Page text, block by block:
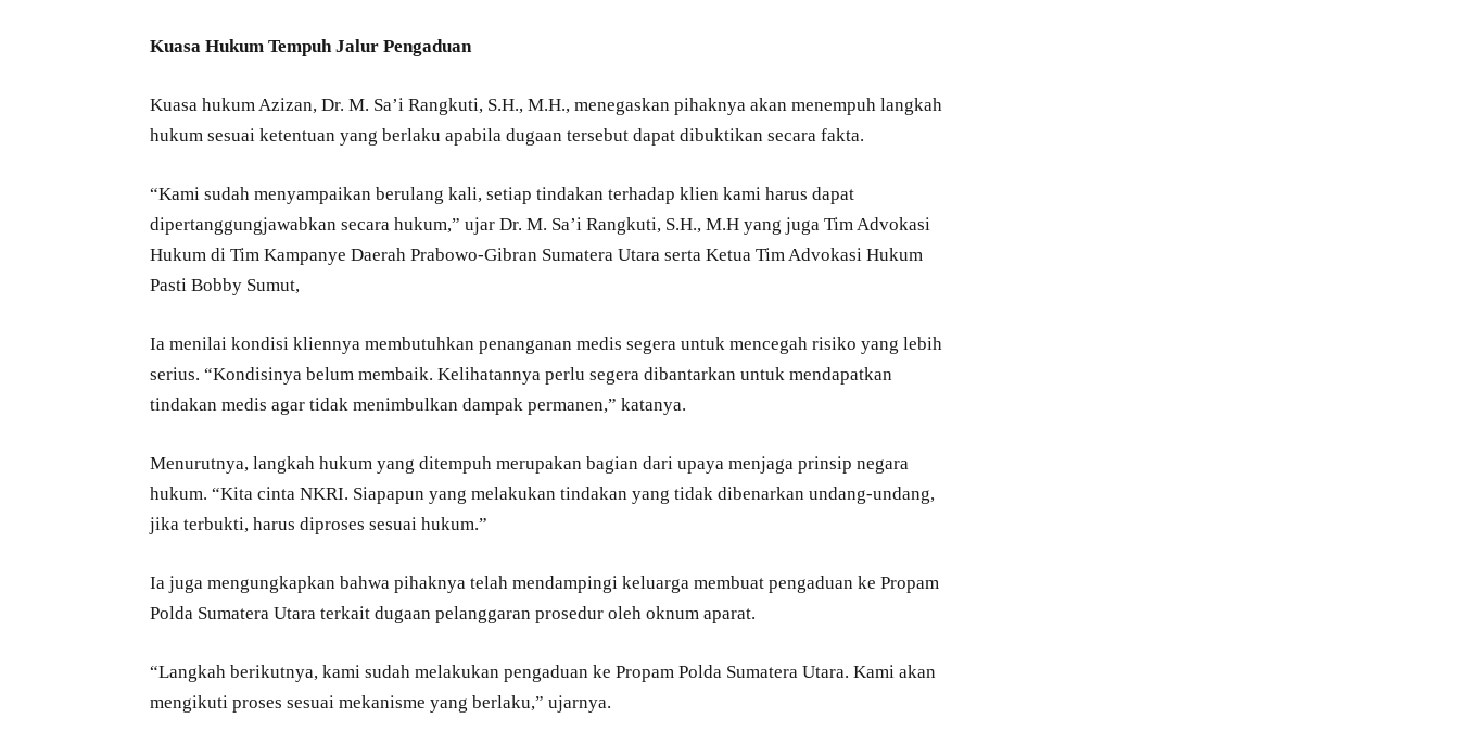
Kuasa Hukum Tempuh Jalur Pengaduan
Kuasa hukum Azizan, Dr. M. Sa’i Rangkuti, S.H., M.H., menegaskan pihaknya akan menempuh langkah
hukum sesuai ketentuan yang berlaku apabila dugaan tersebut dapat dibuktikan secara fakta.
“Kami sudah menyampaikan berulang kali, setiap tindakan terhadap klien kami harus dapat
dipertanggungjawabkan secara hukum,” ujar Dr. M. Sa’i Rangkuti, S.H., M.H yang juga Tim Advokasi
Hukum di Tim Kampanye Daerah Prabowo-Gibran Sumatera Utara serta Ketua Tim Advokasi Hukum
Pasti Bobby Sumut,
Ia menilai kondisi kliennya membutuhkan penanganan medis segera untuk mencegah risiko yang lebih
serius. “Kondisinya belum membaik. Kelihatannya perlu segera dibantarkan untuk mendapatkan
tindakan medis agar tidak menimbulkan dampak permanen,” katanya.
Menurutnya, langkah hukum yang ditempuh merupakan bagian dari upaya menjaga prinsip negara
hukum. “Kita cinta NKRI. Siapapun yang melakukan tindakan yang tidak dibenarkan undang-undang,
jika terbukti, harus diproses sesuai hukum.”
Ia juga mengungkapkan bahwa pihaknya telah mendampingi keluarga membuat pengaduan ke Propam
Polda Sumatera Utara terkait dugaan pelanggaran prosedur oleh oknum aparat.
“Langkah berikutnya, kami sudah melakukan pengaduan ke Propam Polda Sumatera Utara. Kami akan
mengikuti proses sesuai mekanisme yang berlaku,” ujarnya.